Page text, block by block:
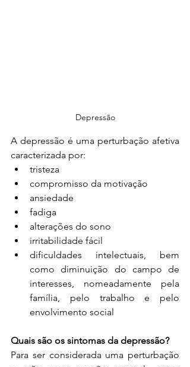
Depressão
A depressão é uma perturbação afetiva
caracterizada por:
tristeza
compromisso da motivação
ansiedade
fadiga
alterações do sono
irritabilidade fácil
dificuldades intelectuais, bem
como diminuição do campo de
interesses, nomeadamente pela
família, pelo trabalho e pelo
envolvimento social
Quais são os sintomas da depressão?
Para ser considerada uma perturbação